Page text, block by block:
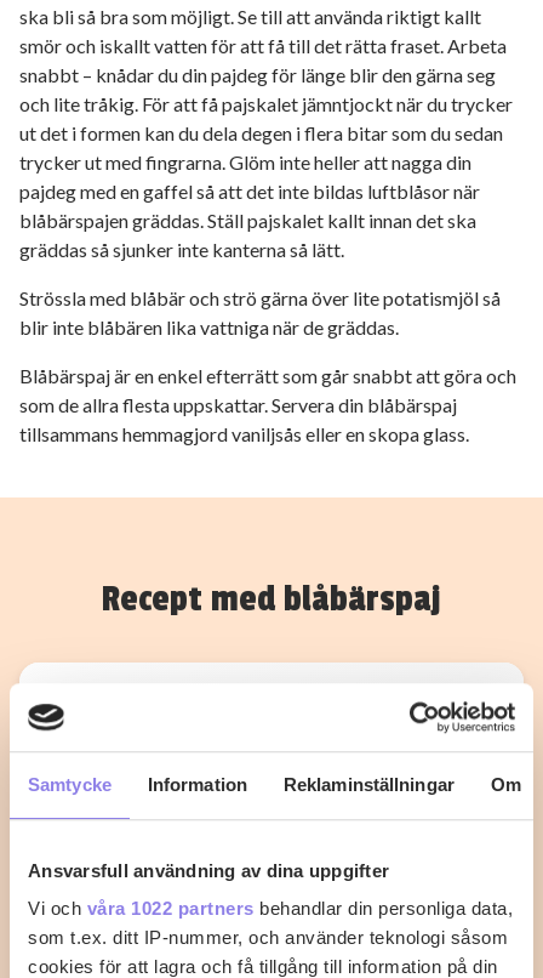
Samtycke Information Reklaminställningar Om
Ansvarsfull användning av dina uppgifter
Vi och våra 1022 partners behandlar din personliga data,
som t.ex. ditt IP-nummer, och använder teknologi såsom
cookies för att lagra och få tillgång till information på din
ska bli så bra som möjligt. Se till att använda riktigt kallt
smör och iskallt vatten för att få till det rätta fraset. Arbeta
snabbt – knådar du din pajdeg för länge blir den gärna seg
och lite tråkig. För att få pajskalet jämntjockt när du trycker
ut det i formen kan du dela degen i flera bitar som du sedan
trycker ut med fingrarna. Glöm inte heller att nagga din
pajdeg med en gaffel så att det inte bildas luftblåsor när
blåbärspajen gräddas. Ställ pajskalet kallt innan det ska
gräddas så sjunker inte kanterna så lätt.
Strössla med blåbär och strö gärna över lite potatismjöl så
blir inte blåbären lika vattniga när de gräddas.
Blåbärspaj är en enkel efterrätt som går snabbt att göra och
som de allra flesta uppskattar. Servera din blåbärspaj
tillsammans hemmagjord vaniljsås eller en skopa glass.
Recept med blåbärspaj